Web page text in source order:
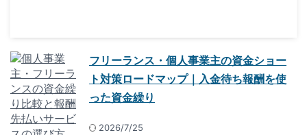
フリーランス・個人事業主の資金ショー
ト対策ロードマップ｜入金待ち報酬を使
った資金繰り
2026/7/25